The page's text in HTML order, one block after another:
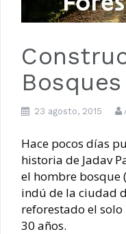
Bosques
23 agosto, 2015
Hace pocos días
historia de Jadav
el hombre bosque
indú de la ciudad
reforestado el
30 años.